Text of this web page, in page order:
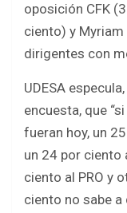
oposición CFK
ciento) y
dirigentes con
UDESA
encuesta, que
fueran hoy, un
un 24 por ciento
ciento al PRO y
ciento no sabe a